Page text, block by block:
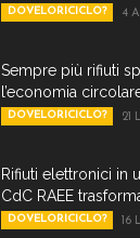
DOVELORICICLO? 4
Sempre più rifiuti
l’economia
DOVELORICICLO? 21
Rifiuti elettronici in
CdC RAEE
DOVELORICICLO?